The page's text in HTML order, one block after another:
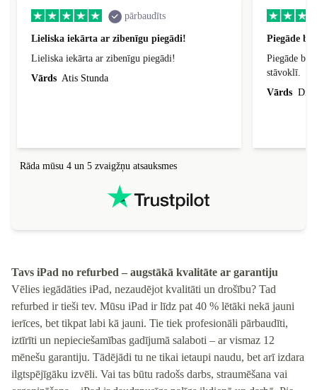
pārbaudīts
Lieliska iekārta ar zibenīgu piegādi!
Lieliska iekārta ar zibenīgu piegādi!
Vārds Atis Stunda
Piegāde
Piegāde
stāvoklī.
Vārds
Rāda mūsu 4 un 5 zvaigžņu atsauksmes
Tavs iPad no refurbed – augstākā kvalitāte ar garantiju
Vēlies iegādāties iPad, nezaudējot kvalitāti un drošību? Tad
refurbed ir tieši tev. Mūsu iPad ir līdz pat 40 % lētāki nekā jauni
ierīces, bet tikpat labi kā jauni. Tie tiek profesionāli pārbaudīti,
iztīrīti un nepieciešamības gadījumā salaboti – ar vismaz 12
mēnešu garantiju. Tādējādi tu ne tikai ietaupi naudu, bet arī izdara
ilgtspējīgāku izvēli. Vai tas būtu radošs darbs, straumēšana vai